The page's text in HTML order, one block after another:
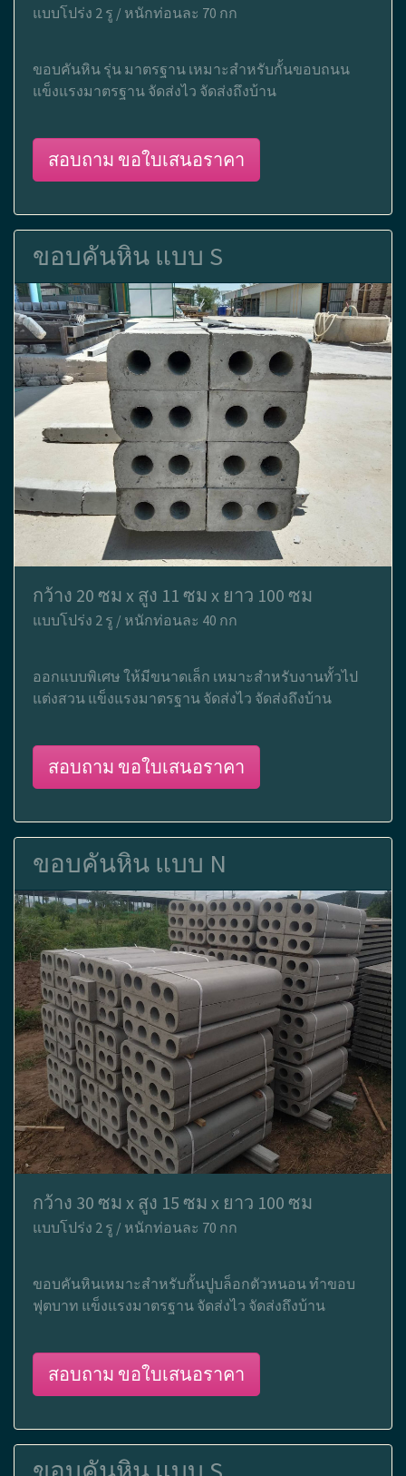
แบบโปร่ง 2 รู / หนักท่อนละ 70 กก
ขอบคันหิน รุ่น มาตรฐาน เหมาะสำหรับกั้นขอบถนน
แข็งแรงมาตรฐาน จัดส่งไว จัดส่งถึงบ้าน
สอบถาม ขอใบเสนอราคา
ขอบคันหิน แบบ S
กว้าง 20 ซม x สูง 11 ซม x ยาว 100 ซม
แบบโปร่ง 2 รู / หนักท่อนละ 40 กก
ออกแบบพิเศษ ให้มีขนาดเล็ก เหมาะสำหรับงานทั้วไป
แต่งสวน แข็งแรงมาตรฐาน จัดส่งไว จัดส่งถึงบ้าน
สอบถาม ขอใบเสนอราคา
ขอบคันหิน แบบ N
กว้าง 30 ซม x สูง 15 ซม x ยาว 100 ซม
แบบโปร่ง 2 รู / หนักท่อนละ 70 กก
ขอบคันหินเหมาะสำหรับกั้นปูบล็อกตัวหนอน ทำขอบ
ฟุตบาท แข็งแรงมาตรฐาน จัดส่งไว จัดส่งถึงบ้าน
สอบถาม ขอใบเสนอราคา